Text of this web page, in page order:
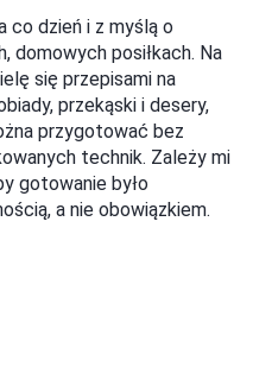
co dzień i z myślą o
domowych posiłkach. Na
się przepisami na
przekąski i desery,
przygotować bez
technik. Zależy mi
gotowanie było
a nie obowiązkiem.